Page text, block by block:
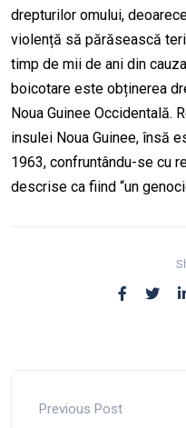
drepturilor omului,
violență să părăsească
timp de mii de ani din cauza
boicotare este obținerea
Noua Guinee Occidentală.
insulei Noua Guinee, însă
1963, confruntându-se cu
descrise ca fiind “un
Previous Post